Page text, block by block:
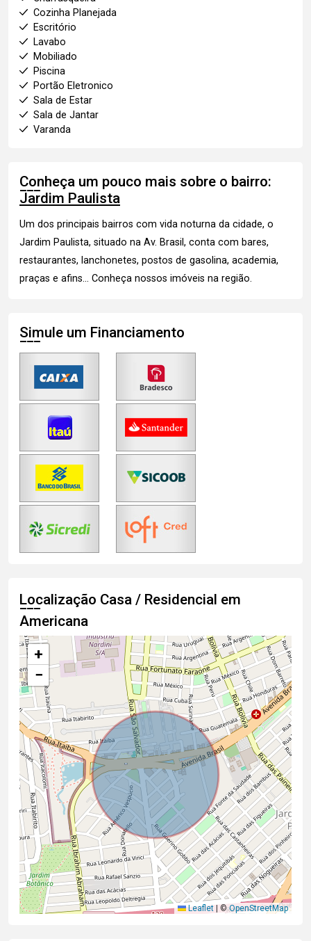
Cozinha Planejada
Escritório
Lavabo
Mobiliado
Piscina
Portão Eletronico
Sala de Estar
Sala de Jantar
Varanda
Conheça um pouco mais sobre o bairro:
Jardim Paulista
Um dos principais bairros com vida noturna da cidade, o
Jardim Paulista, situado na Av. Brasil, conta com bares,
restaurantes, lanchonetes, postos de gasolina, academia,
praças e afins... Conheça nossos imóveis na região.
Simule um Financiamento
Localização Casa / Residencial em
Americana
+
−
Leaflet | ©OpenStreetMap